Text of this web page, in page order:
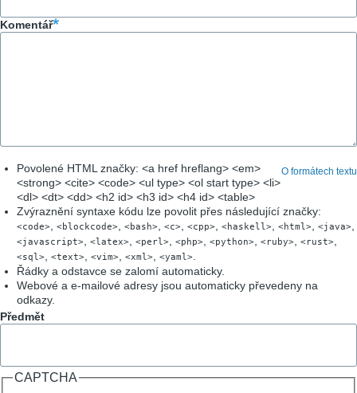
Komentář
O formátech textu
Povolené HTML značky: <a href hreflang> <em>
<strong> <cite> <code> <ul type> <ol start type> <li>
<dl> <dt> <dd> <h2 id> <h3 id> <h4 id> <table>
Zvýraznění syntaxe kódu lze povolit přes následující značky:
<code> <blockcode> <bash> <c> <cpp> <haskell> <html> <java>
<javascript> <latex> <perl> <php> <python> <ruby> <rust>
<sql> <text> <vim> <xml> <yaml>
Řádky a odstavce se zalomí automaticky.
Webové a e-mailové adresy jsou automaticky převedeny na
odkazy.
Předmět
CAPTCHA